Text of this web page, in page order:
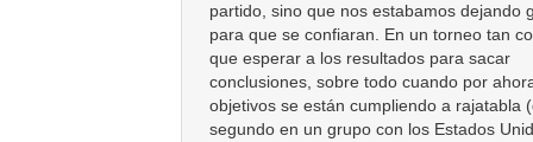
partido, sino que nos estabamos dejando
para que se confiaran. En un torneo tan
que esperar a los resultados para sacar
conclusiones, sobre todo cuando por
objetivos se están cumpliendo a rajatabla
segundo en un grupo con los Estados